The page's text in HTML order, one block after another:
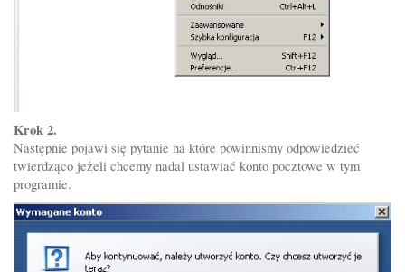
Krok 2.
Następnie pojawi się pytanie na które powinnismy odpowiedzieć
twierdząco jeżeli chcemy nadal ustawiać konto pocztowe w tym
programie.